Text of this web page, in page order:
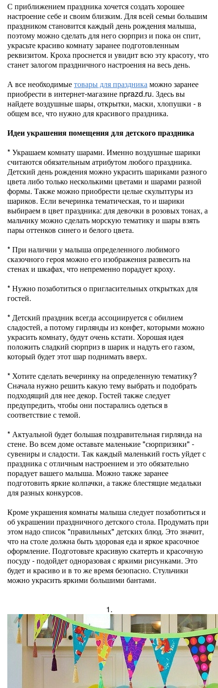
С приближением праздника хочется создать хорошее
настроение себе и своим близким. Для всей семьи большим
праздником становится каждый день рождения малыша,
поэтому можно сделать для него сюрприз и пока он спит,
украсьте красиво комнату заранее подготовленным
реквизитом. Кроха проснется и увидит всю эту красоту, что
станет залогом праздничного настроения на весь день.
А все необходимыетовары для праздникаможно заранее
приобрести в интернет-магазине nprazd.ru. Здесь вы
найдете воздушные шары, открытки, маски, хлопушки - в
общем все, что нужно для красивого праздника.
Идеи украшения помещения для детского праздника
* Украшаем комнату шарами. Именно воздушные шарики
считаются обязательным атрибутом любого праздника.
Детский день рождения можно украсить шариками разного
цвета либо только несколькими цветами и шарами разной
формы. Также можно приобрести целые скульптуры из
шариков. Если вечеринка тематическая, то и шарики
выбираем в цвет праздника: для девочки в розовых тонах, а
мальчику можно сделать морскую тематику и шары взять
пары оттенков синего и белого цвета.
* При наличии у малыша определенного любимого
сказочного героя можно его изображения развесить на
стенах и шкафах, что непременно порадует кроху.
* Нужно позаботиться о пригласительных открытках для
гостей.
* Детский праздник всегда ассоциируется с обилием
сладостей, а потому гирлянды из конфет, которыми можно
украсить комнату, будут очень кстати. Хорошая идея
положить сладкий сюрприз в шарик и надуть его газом,
который будет этот шар поднимать вверх.
* Хотите сделать вечеринку на определенную тематику?
Сначала нужно решить какую тему выбрать и подобрать
подходящий для нее декор. Гостей также следует
предупредить, чтобы они постарались одеться в
соответствие с темой.
* Актуальной будет большая поздравительная гирлянда на
стене. Во всем доме оставьте маленькие "сюрпризики" -
сувениры и сладости. Так каждый маленький гость уйдет с
праздника с отличным настроением и это обязательно
порадует вашего малыша. Можно также заранее
подготовить яркие колпачки, а также блестящие медальки
для разных конкурсов.
Кроме украшения комнаты малыша следует позаботиться и
об украшении праздничного детского стола. Продумать при
этом надо список "правильных" детских блюд. Это значит,
что на столе должна быть здоровая еда и яркое красочное
оформление. Подготовьте красивую скатерть и красочную
посуду - подойдет одноразовая с яркими рисунками. Это
будет и красиво и в то же время безопасно. Стульчики
можно украсить яркими большими бантами.
1.